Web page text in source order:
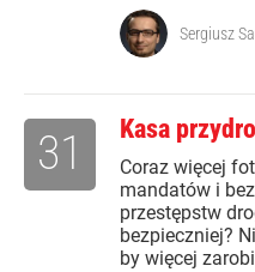
Sergiusz
Kasa
Coraz więcej
mandatów i
przestępstw
bezpieczniej?
by więcej
31